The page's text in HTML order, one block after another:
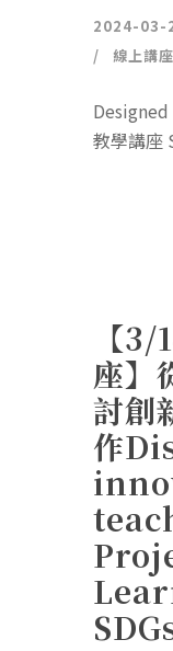
2024-03-
線上講座
教學講座
【
座】
討創
作